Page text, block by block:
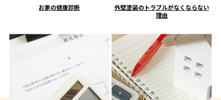
お家の健康診断
外壁塗装のトラブルがなくならない
理由